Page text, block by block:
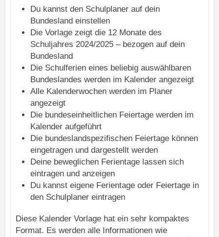
Du kannst den Schulplaner auf dein
Bundesland einstellen
Die Vorlage zeigt die 12 Monate des
Schuljahres 2024/2025 – bezogen auf dein
Bundesland
Die Schulferien eines beliebig auswählbaren
Bundeslandes werden im Kalender angezeigt
Alle Kalenderwochen werden im Planer
angezeigt
Die bundeseinheitlichen Feiertage werden im
Kalender aufgeführt
Die bundeslandspezifischen Feiertage können
eingetragen und dargestellt werden
Deine beweglichen Ferientage lassen sich
eintragen und anzeigen
Du kannst eigene Ferientage oder Feiertage in
den Schulplaner eintragen
Diese Kalender Vorlage hat ein sehr kompaktes
Format. Es werden alle Informationen wie